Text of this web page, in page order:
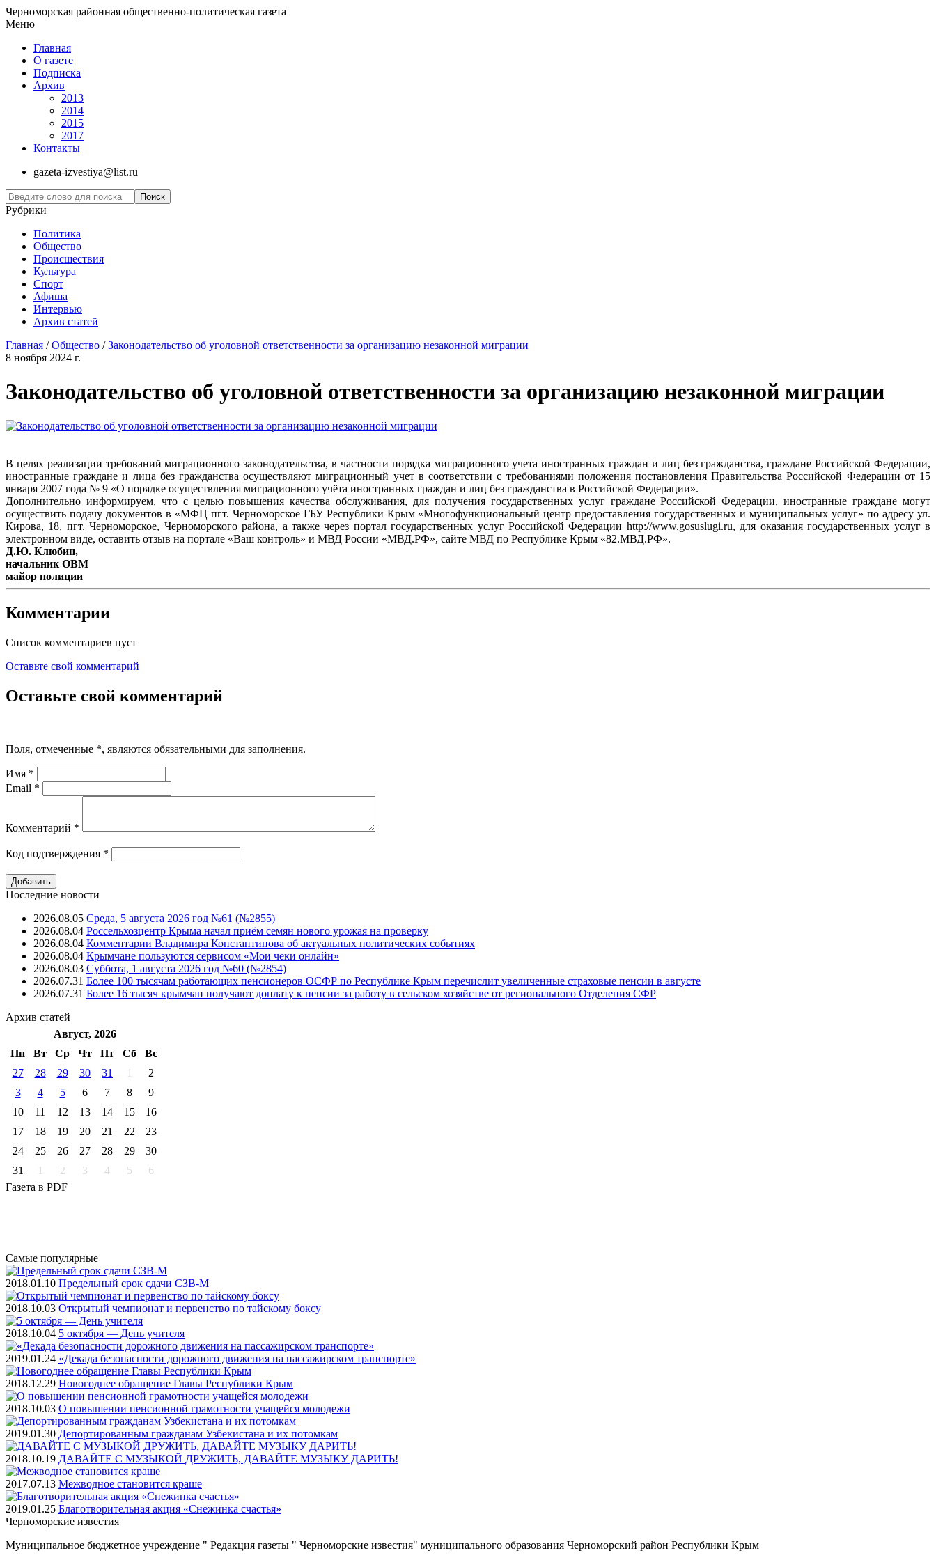
Черноморская районная общественно-политическая газета
Меню
Главная
О газете
Подписка
Архив
2013
2014
2015
2017
Контакты
gazeta-izvestiya@list.ru
Рубрики
Политика
Общество
Проиcшествия
Культура
Спорт
Афиша
Интервью
Архив статей
Главная /Общество /Законодательство об уголовной ответственности за организацию незаконной миграции
8 ноября 2024 г.
Законодательство об уголовной ответственности за организацию незаконной миграции
В целях реализации требований миграционного законодательства, в частности порядка миграционного учета иностранных граждан и лиц без гражданства, граждане Российской Федерации,
иностранные граждане и лица без гражданства осуществляют миграционный учет в соответствии с требованиями положения постановления Правительства Российской Федерации от 15
января 2007 года № 9 «О порядке осуществления миграционного учёта иностранных граждан и лиц без гражданства в Российской Федерации».
Дополнительно информируем, что с целью повышения качества обслуживания, для получения государственных услуг граждане Российской Федерации, иностранные граждане могут
осуществить подачу документов в «МФЦ пгт. Черноморское ГБУ Республики Крым «Многофункциональный центр предоставления государственных и муниципальных услуг» по адресу ул.
Кирова, 18, пгт. Черноморское, Черноморского района, а также через портал государственных услуг Российской Федерации http://www.gosuslugi.ru, для оказания государственных услуг в
электронном виде, оставить отзыв на портале «Ваш контроль» и МВД России «МВД.РФ», сайте МВД по Республике Крым «82.МВД.РФ».
Д.Ю. Клюбин,
начальник ОВМ
майор полиции
Комментарии
Список комментариев пуст
Оставьте свой комментарий
Оставьте свой комментарий
Поля, отмеченные *, являются обязательными для заполнения.
Имя *
Email *
Комментарий *
Код подтверждения *
Последние новости
2026.08.05 Среда, 5 августа 2026 год №61 (№2855)
2026.08.04 Россельхозцентр Крыма начал приём семян нового урожая на проверку
2026.08.04 Комментарии Владимира Константинова об актуальных политических событиях
2026.08.04 Крымчане пользуются сервисом «Мои чеки онлайн»
2026.08.03 Суббота, 1 августа 2026 год №60 (№2854)
2026.07.31 Более 100 тысячам работающих пенсионеров ОСФР по Республике Крым перечислит увеличенные страховые пенсии в августе
2026.07.31 Более 16 тысяч крымчан получают доплату к пенсии за работу в сельском хозяйстве от регионального Отделения СФР
Архив статей
Август, 2026
Пн
Вт Ср Чт Пт Cб
Вс
27
28 29 30 31 1
2
3
4 5 6 7 8
9
10
11 12 13 14 15
16
17
18 19 20 21 22
23
24
25 26 27 28 29
30
31
1 2 3 4 5
6
Газета в PDF
Самые популярные
2018.01.10 Предельный срок сдачи СЗВ-М
2018.10.03 Открытый чемпионат и первенство по тайскому боксу
2018.10.04 5 октября — День учителя
2019.01.24 «Декада безопасности дорожного движения на пассажирском транспорте»
2018.12.29 Новогоднее обращение Главы Республики Крым
2018.10.03 О повышении пенсионной грамотности учащейся молодежи
2019.01.30 Депортированным гражданам Узбекистана и их потомкам
2018.10.19 ДАВАЙТЕ С МУЗЫКОЙ ДРУЖИТЬ, ДАВАЙТЕ МУЗЫКУ ДАРИТЬ!
2017.07.13 Межводное становится краше
2019.01.25 Благотворительная акция «Снежинка счастья»
Черноморские известия
Муниципальное бюджетное учреждение " Редакция газеты " Черноморские известия" муниципального образования Черноморский район Республики Крым